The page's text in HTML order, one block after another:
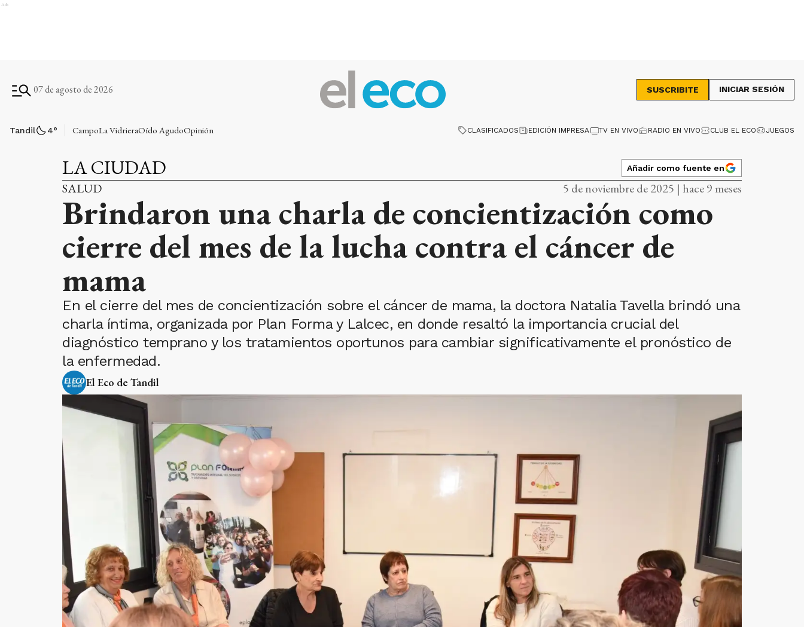
Ads
07 de agosto de 2026 SUSCRIBITE INICIAR SESIÓN
Tandil 4° CampoLa VidrieraOído AgudoOpinión CLASIFICADOS EDICIÓN IMPRESA TV EN VIVO RADIO EN VIVO CLUB EL ECO JUEGOS
LA CIUDAD Añadir como fuente en
SALUD 5 de noviembre de 2025 | hace 9 meses
Brindaron una charla de concientización como
cierre del mes de la lucha contra el cáncer de
mama
En el cierre del mes de concientización sobre el cáncer de mama, la doctora Natalia Tavella brindó una
charla íntima, organizada por Plan Forma y Lalcec, en donde resaltó la importancia crucial del
diagnóstico temprano y los tratamientos oportunos para cambiar significativamente el pronóstico de
la enfermedad.
El Eco de Tandil